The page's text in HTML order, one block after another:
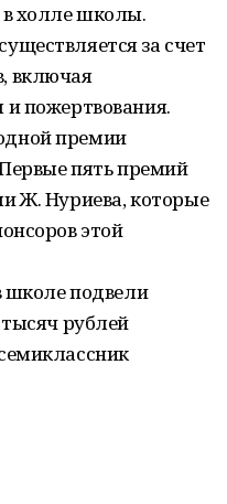
в холле школы.
за счет
включая
и пожертвования.
премии
пять премий
Ж. Нуриева, которые
этой
школе подвели
рублей